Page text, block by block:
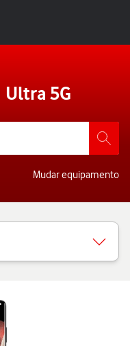
Ultra 5G
Mudar equipamento